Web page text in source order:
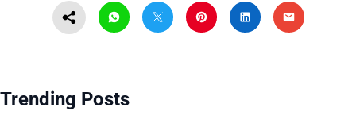
Trending Posts